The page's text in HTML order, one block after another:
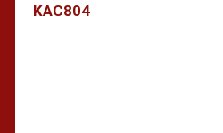
KAC804